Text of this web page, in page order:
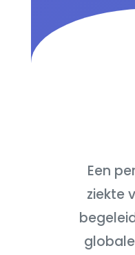
Een
ziekte